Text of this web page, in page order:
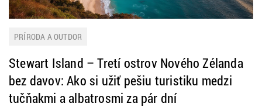
PRÍRODA A OUTDOR
Stewart Island – Tretí ostrov Nového Zélanda
bez davov: Ako si užiť pešiu turistiku medzi
tučňakmi a albatrosmi za pár dní